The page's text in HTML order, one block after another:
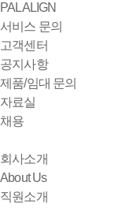
PALALIGN
서비스 문의
고객센터
공지사항
제품/임대 문의
자료실
채용
회사소개
About Us
직원소개